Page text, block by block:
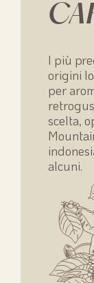
I più
origini
per
scelta,
alcuni.